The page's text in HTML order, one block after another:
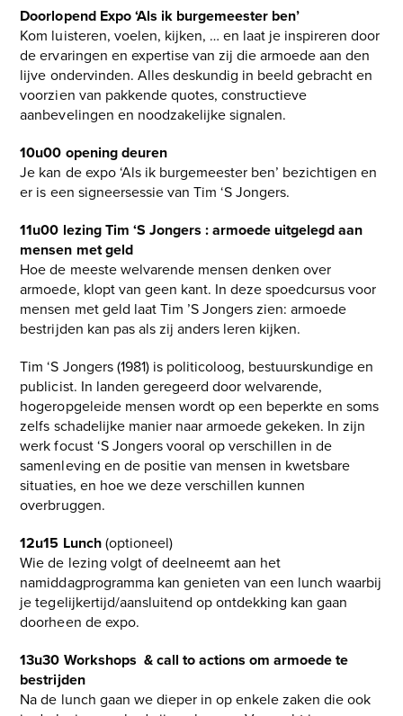
Doorlopend Expo ‘Als ik burgemeester ben’
Kom luisteren, voelen, kijken, … en laat je inspireren door
de ervaringen en expertise van zij die armoede aan den
lijve ondervinden. Alles deskundig in beeld gebracht en
voorzien van pakkende quotes, constructieve
aanbevelingen en noodzakelijke signalen.
10u00 opening deuren
Je kan de expo ‘Als ik burgemeester ben’ bezichtigen en
er is een signeersessie van Tim ‘S Jongers.
11u00 lezing Tim ‘S Jongers : armoede uitgelegd aan
mensen met geld
Hoe de meeste welvarende mensen denken over
armoede, klopt van geen kant. In deze spoedcursus voor
mensen met geld laat Tim ’S Jongers zien: armoede
bestrijden kan pas als zij anders leren kijken.
Tim ‘S Jongers (1981) is politicoloog, bestuurskundige en
publicist. In landen geregeerd door welvarende,
hogeropgeleide mensen wordt op een beperkte en soms
zelfs schadelijke manier naar armoede gekeken. In zijn
werk focust ‘S Jongers vooral op verschillen in de
samenleving en de positie van mensen in kwetsbare
situaties, en hoe we deze verschillen kunnen
overbruggen.
12u15 Lunch(optioneel)
Wie de lezing volgt of deelneemt aan het
namiddagprogramma kan genieten van een lunch waarbij
je tegelijkertijd/aansluitend op ontdekking kan gaan
doorheen de expo.
13u30 Workshops & call to actions om armoede te
bestrijden
Na de lunch gaan we dieper in op enkele zaken die ook